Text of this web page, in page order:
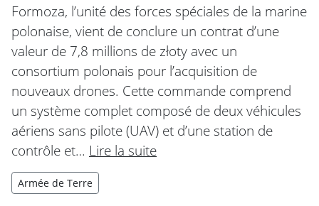
Formoza, l’unité des forces spéciales de la marine
polonaise, vient de conclure un contrat d’une
valeur de 7,8 millions de złoty avec un
consortium polonais pour l’acquisition de
nouveaux drones. Cette commande comprend
un système complet composé de deux véhicules
aériens sans pilote (UAV) et d’une station de
contrôle et… Lire la suite
Armée de Terre